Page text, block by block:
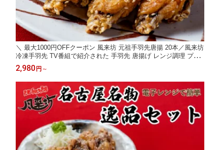
＼ 最大1000円OFFクーポン 風来坊 元祖手羽先唐揚 20本／風来坊
冷凍手羽先 TV番組で紹介された 手羽先 唐揚げ レンジ調理 プレ
ゼント 簡単調理 土産 お土産 通販 名古屋 2026 ギフト 楽天 お中
元 御中元 残暑見舞い
2,980 円 ～